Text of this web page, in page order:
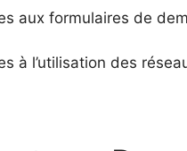
aux formulaires de
à l’utilisation des